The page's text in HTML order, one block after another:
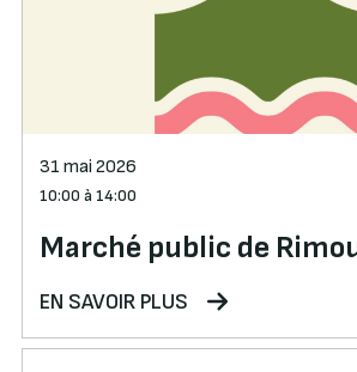
31 mai 2026
10:00 à 14:00
Marché public de
EN SAVOIR PLUS